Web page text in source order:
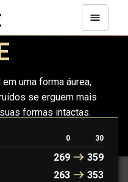
uma forma áurea,
se erguem mais
formas intactas.
0 30
269
359
263
353